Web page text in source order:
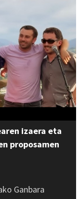
izaera eta
proposamen
Ganbara